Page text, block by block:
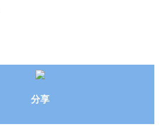
分享